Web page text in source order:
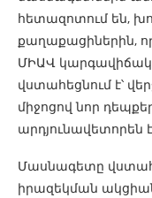
հետազոտում են,
քաղաքացիներին,
ՄԻԱՎ
վստահեցնում է՝
միջոցով նոր
արդյունավետորեն
Մասնագետը
իրազեկման